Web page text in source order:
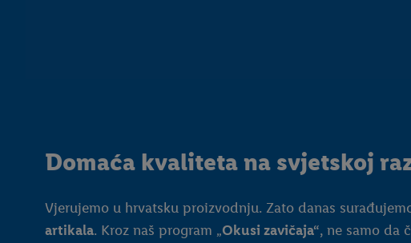
Domaća kvaliteta na svjetskoj
Vjerujemo u hrvatsku proizvodnju. Zato danas
artikala. Kroz naš program „Okusi zavičaja“, ne samo da